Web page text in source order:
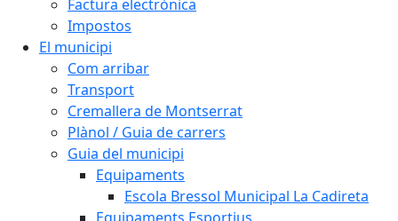
Factura electrònica
Impostos
El municipi
Com arribar
Transport
Cremallera de Montserrat
Plànol / Guia de carrers
Guia del municipi
Equipaments
Escola Bressol Municipal La Cadireta